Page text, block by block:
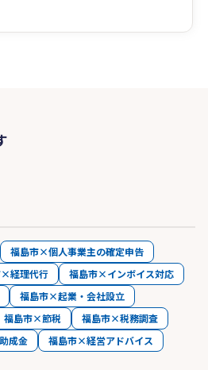
福島市×個人事業主の確定申告
経理代行
福島市×インボイス対応
福島市×起業・会社設立
福島市×節税
福島市×税務調査
成金
福島市×経営アドバイス